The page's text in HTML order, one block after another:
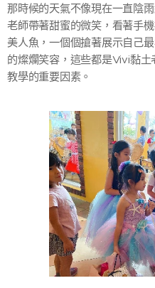
那時候的天氣不像現在一直陰
老師帶著甜蜜的微笑，看著手
美人魚，一個個搶著展示自己
的燦爛笑容，這些都是Vivi黏
教學的重要因素。